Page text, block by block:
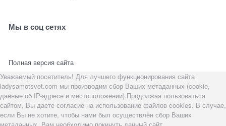
Мы в соц сетях
Полная версия сайта
Уважаемый посетитель! Для лучшего функционирования сайта
ladysamotsvet.com мы производим сбор Ваших метаданных (cookie,
данные об IP-адресе и местоположении).Продолжая пользоваться
сайтом, Вы даете согласие на использование файлов cookies. В случае,
если Вы не хотите, чтобы нами был осуществлён сбор Ваших
метаданных, Вам необходимо покинуть данный сайт.